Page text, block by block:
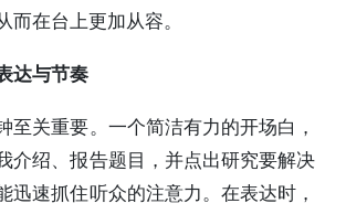
而在台上更加从容。
达与节奏
至关重要。一个简洁有力的开场白，
介绍、报告题目，并点出研究要解决
迅速抓住听众的注意力。在表达时，